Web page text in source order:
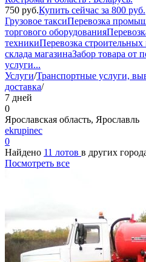
750 руб.Купить сейчас за 800 руб.
Грузовое таксиПеревозка
торгового оборудования
техникиПеревозка строительных
склада магазинаЗабор товара от
услуги...
Услуги/Транспортные услуги,
доставка/
7 дней
0
Ярославская область, Ярославль
ekrupinec
0
Найдено 11 лотов в других
Посмотреть все